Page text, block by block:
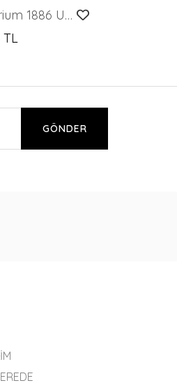
Merterium 1886 Uzun Örme Etek - Hardal
TL
GÖNDER